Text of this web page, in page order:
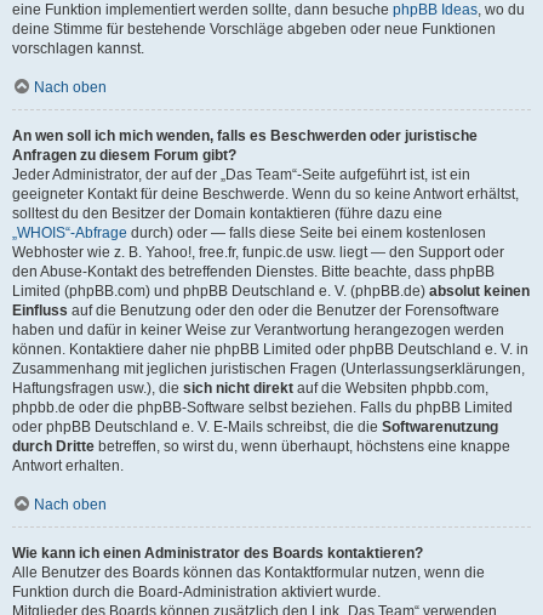
eine Funktion implementiert werden sollte, dann besuche phpBB Ideas, wo du
deine Stimme für bestehende Vorschläge abgeben oder neue Funktionen
vorschlagen kannst.
Nach oben
An wen soll ich mich wenden, falls es Beschwerden oder juristische
Anfragen zu diesem Forum gibt?
Jeder Administrator, der auf der „Das Team“-Seite aufgeführt ist, ist ein
geeigneter Kontakt für deine Beschwerde. Wenn du so keine Antwort erhältst,
solltest du den Besitzer der Domain kontaktieren (führe dazu eine
„WHOIS“-Abfrage durch) oder — falls diese Seite bei einem kostenlosen
Webhoster wie z. B. Yahoo!, free.fr, funpic.de usw. liegt — den Support oder
den Abuse-Kontakt des betreffenden Dienstes. Bitte beachte, dass phpBB
Limited (phpBB.com) und phpBB Deutschland e. V. (phpBB.de) absolut keinen
Einfluss auf die Benutzung oder den oder die Benutzer der Forensoftware
haben und dafür in keiner Weise zur Verantwortung herangezogen werden
können. Kontaktiere daher nie phpBB Limited oder phpBB Deutschland e. V. in
Zusammenhang mit jeglichen juristischen Fragen (Unterlassungserklärungen,
Haftungsfragen usw.), die sich nicht direkt auf die Websiten phpbb.com,
phpbb.de oder die phpBB-Software selbst beziehen. Falls du phpBB Limited
oder phpBB Deutschland e. V. E-Mails schreibst, die die Softwarenutzung
durch Dritte betreffen, so wirst du, wenn überhaupt, höchstens eine knappe
Antwort erhalten.
Nach oben
Wie kann ich einen Administrator des Boards kontaktieren?
Alle Benutzer des Boards können das Kontaktformular nutzen, wenn die
Funktion durch die Board-Administration aktiviert wurde.
Mitglieder des Boards können zusätzlich den Link „Das Team“ verwenden.